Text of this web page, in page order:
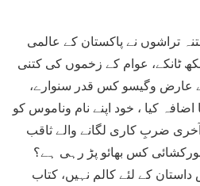
تراشوں نے پاکستان کے عالمی
ٹانکے، عوام کے زخموں کی کتنی
وگیسو کس قدر سنوارے،
کیا ، خود اپنے نام وناموس کو
ضربِ کاری لگانے والے ثاقب
کس بھائو پڑ رہی ہے؟
کے لئے کالم نہیں، کتاب